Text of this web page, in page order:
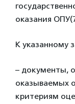
оказания
К указанному
– документы,
оказываемых
критериям